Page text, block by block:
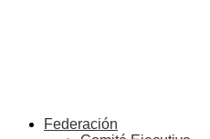
Federación